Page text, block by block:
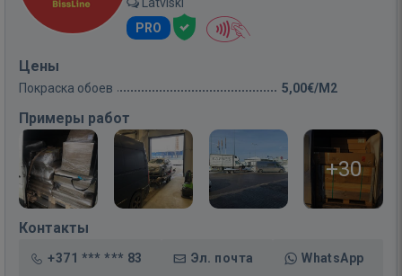
PRO
Цены
Покраска обоев 5,00€/M2
Примеры работ
+30
Контакты
+371 *** *** 83 Эл. почта WhatsApp